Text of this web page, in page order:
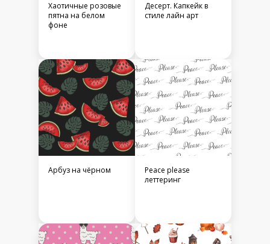
Хаотичные розовые
пятна на белом
фоне
Десерт. Капкейк в
стиле лайн арт
Арбуз на чёрном
Peace please
леттеринг